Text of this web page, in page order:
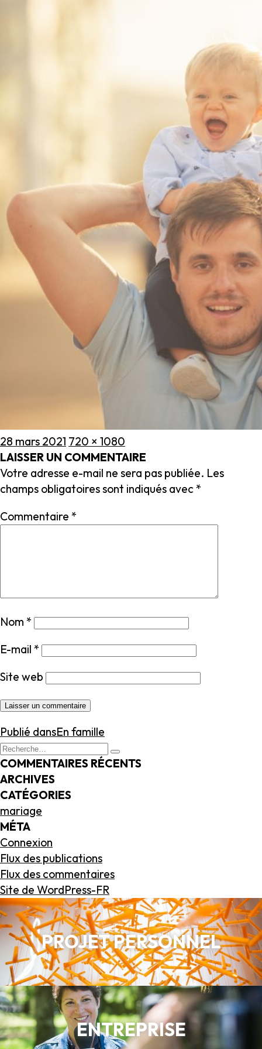
Publié
le
28 mars 2021 Taille
réelle
720 × 1080
LAISSER UN COMMENTAIRE
Votre adresse e-mail ne sera pas publiée. Les
champs obligatoires sont indiqués avec*
Commentaire *
Nom *
E-mail *
Site web
NAVIGATION
DE
L’ARTICLE
Publié dansEn famille
Recherche
pour
:
Recherche
COMMENTAIRES RÉCENTS
ARCHIVES
CATÉGORIES
mariage
MÉTA
Connexion
Flux des publications
Flux des commentaires
Site de WordPress-FR
PROJET PERSONNEL
ENTREPRISE